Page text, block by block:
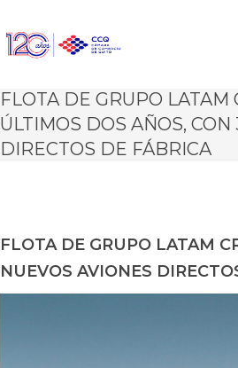
FLOTA DE GRUPO LATAM
ÚLTIMOS DOS AÑOS,
DIRECTOS DE FÁBRICA
FLOTA DE GRUPO LATAM
NUEVOS AVIONES